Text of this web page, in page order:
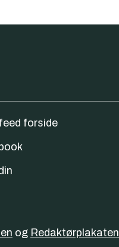
forside
og Redaktørplakaten